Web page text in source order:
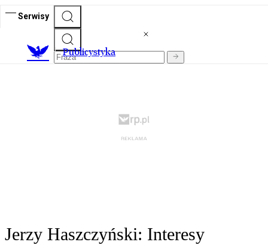
Serwisy
Publicystyka
Jerzy Haszczyński: Interesy